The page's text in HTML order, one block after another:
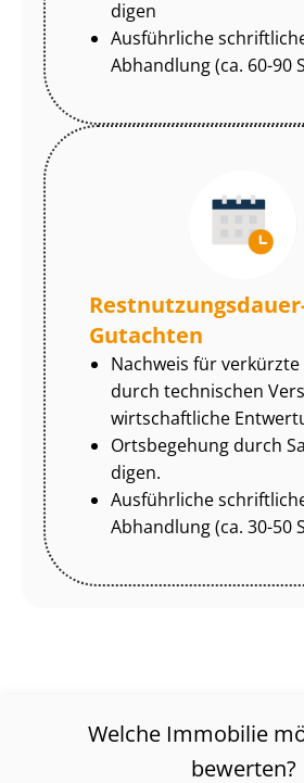
di­gen
Ausführliche
Abhandlung (ca. 60-90
Gutachten
Nachweis für verkürzte
durch technischen
wirtschaftliche
Ortsbegehung durch
di­gen.
Ausführliche
Abhandlung (ca. 30-50
Welche Immobilie
bewerten?